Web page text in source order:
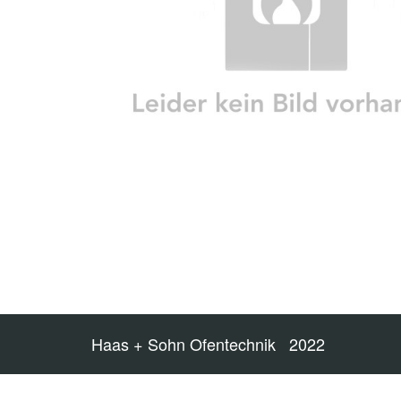
Haas + Sohn Ofentechnik 2022